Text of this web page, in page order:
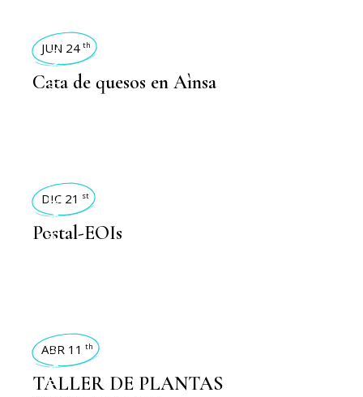
ACTIVIDADES
ACTIVIDADES 2024
JUN 24 th
Cata de quesos en Aìnsa
ACTIVIDADES
ACTIVIDADES 2023
DIC 21 st
Postal-EOIs
ACTIVIDADES 2025
ABR 11 th
TALLER DE PLANTAS